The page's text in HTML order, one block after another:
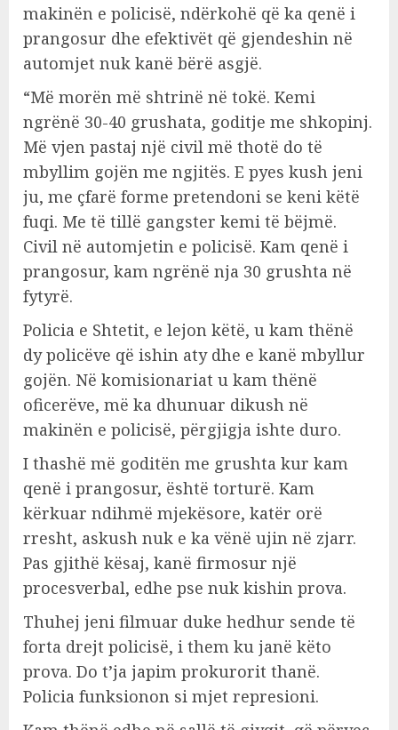
makinën e policisë, ndërkohë që ka qenë i
prangosur dhe efektivët që gjendeshin në
automjet nuk kanë bërë asgjë.
“Më morën më shtrinë në tokë. Kemi
ngrënë 30-40 grushata, goditje me shkopinj.
Më vjen pastaj një civil më thotë do të
mbyllim gojën me ngjitës. E pyes kush jeni
ju, me çfarë forme pretendoni se keni këtë
fuqi. Me të tillë gangster kemi të bëjmë.
Civil në automjetin e policisë. Kam qenë i
prangosur, kam ngrënë nja 30 grushta në
fytyrë.
Policia e Shtetit, e lejon këtë, u kam thënë
dy policëve që ishin aty dhe e kanë mbyllur
gojën. Në komisionariat u kam thënë
oficerëve, më ka dhunuar dikush në
makinën e policisë, përgjigja ishte duro.
I thashë më goditën me grushta kur kam
qenë i prangosur, është torturë. Kam
kërkuar ndihmë mjekësore, katër orë
rresht, askush nuk e ka vënë ujin në zjarr.
Pas gjithë kësaj, kanë firmosur një
procesverbal, edhe pse nuk kishin prova.
Thuhej jeni filmuar duke hedhur sende të
forta drejt policisë, i them ku janë këto
prova. Do t’ja japim prokurorit thanë.
Policia funksionon si mjet represioni.